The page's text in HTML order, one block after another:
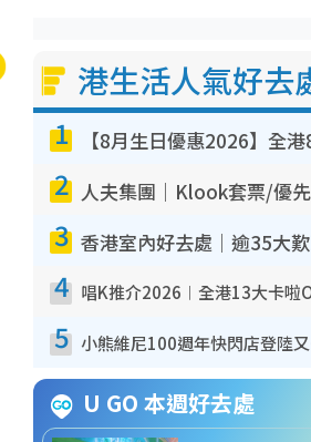
港生活人氣好去
1
2
3
4
5
U GO 本週好去處